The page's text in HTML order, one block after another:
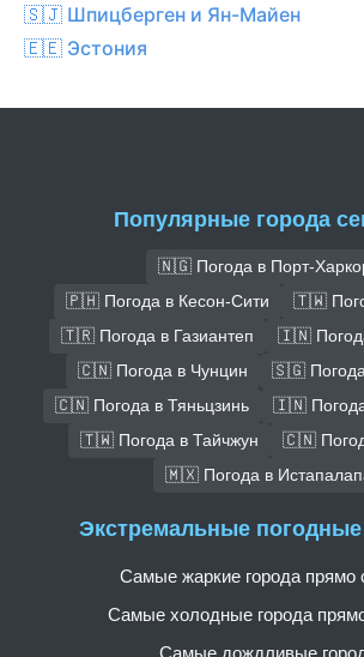
🇸🇯 Шпицберген и Ян-Майен
🇪🇪 Эстония
Популярные города
🇳🇬 Погода в Порт-
🇵🇭 Погода в Кесон-Сити
🇹🇼
🇹🇷 Погода в Газиантеп
🇮🇳
🇨🇳 Погода в Чунцин
🇸🇬 Погода
🇨🇳 Погода в Тяньцзинь
🇮🇳
🇹🇼 Погода в Тайчжун
🇨🇳
🇲🇽 Погода в
Экстремальные
Самые жаркие города прямо
Самые холодные города